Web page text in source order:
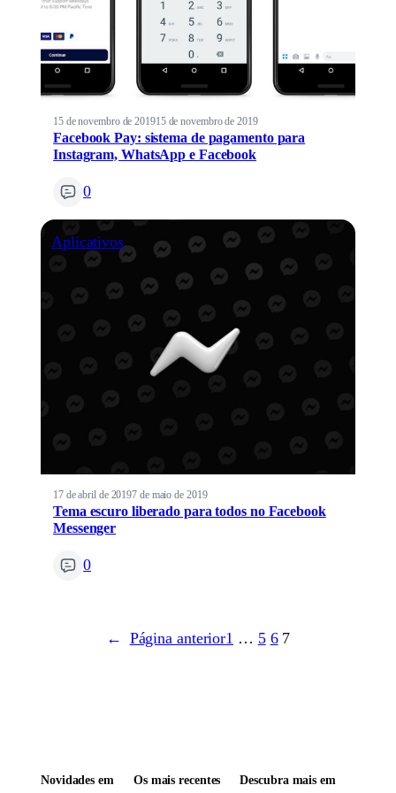
15 de novembro de 201915 de novembro de 2019
Facebook Pay: sistema de pagamento para
Instagram, WhatsApp e Facebook
0
Aplicativos
17 de abril de 20197 de maio de 2019
Tema escuro liberado para todos no Facebook
Messenger
0
← Página anterior1 … 5 6 7
Novidades em Os mais recentes Descubra mais em